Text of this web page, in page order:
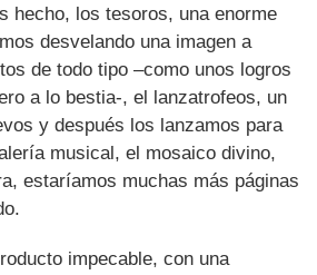
hecho, los tesoros, una enorme
desvelando una imagen a
de todo tipo –como unos logros
a lo bestia-, el lanzatrofeos, un
y después los lanzamos para
musical, el mosaico divino,
estaríamos muchas más páginas
impecable, con una